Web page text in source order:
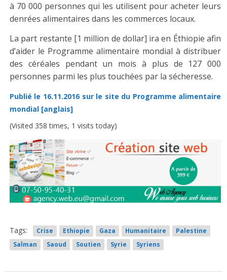
à 70 000 personnes qui les utilisent pour acheter leurs
denrées alimentaires dans les commerces locaux.
La part restante [1 million de dollar] ira en Éthiopie afin
d’aider le Programme alimentaire mondial à distribuer
des céréales pendant un mois à plus de 127 000
personnes parmi les plus touchées par la sécheresse.
Publié le 16.11.2016 sur le site du Programme alimentaire
mondial [anglais]
(Visited 358 times, 1 visits today)
Tags: Crise Ethiopie Gaza Humanitaire
Palestine
Salman
Saoud Soutien Syrie Syriens